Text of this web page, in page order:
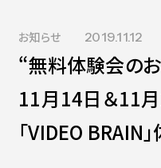
価値観
会社紹介資料
社員インタビュー
福利厚生
募集職種
Contact
お知らせ 2019.11.12
“無料体験会の
11月14日＆11
「VIDEO BRAIN